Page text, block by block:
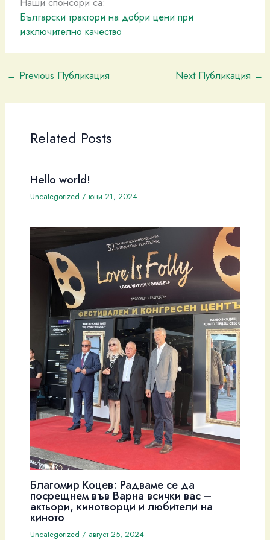
Български трактори на добри цени при
изключително качество
← Previous Публикация Next Публикация →
Related Posts
Hello world!
Uncategorized / юни 21, 2024
Благомир Коцев: Радваме се да
посрещнем във Варна всички вас –
актьори, кинотворци и любители на
киното
Uncategorized / август 25, 2024